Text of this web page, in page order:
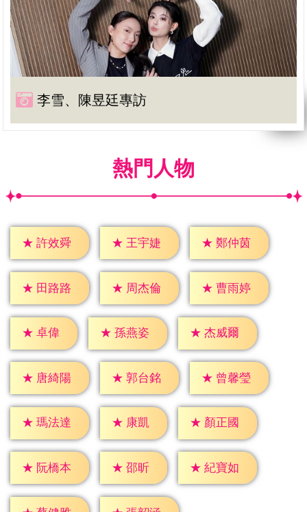
李雪、陳昱廷專訪
熱門人物
★ 許效舜 ★ 王宇婕 ★ 鄭仲茵
★ 田路路 ★ 周杰倫 ★ 曹雨婷
★ 卓偉 ★ 孫燕姿 ★ 杰威爾
★ 唐綺陽 ★ 郭台銘 ★ 曾馨瑩
★ 瑪法達 ★ 康凱 ★ 顏正國
★ 阮橋本 ★ 邵昕 ★ 紀寶如